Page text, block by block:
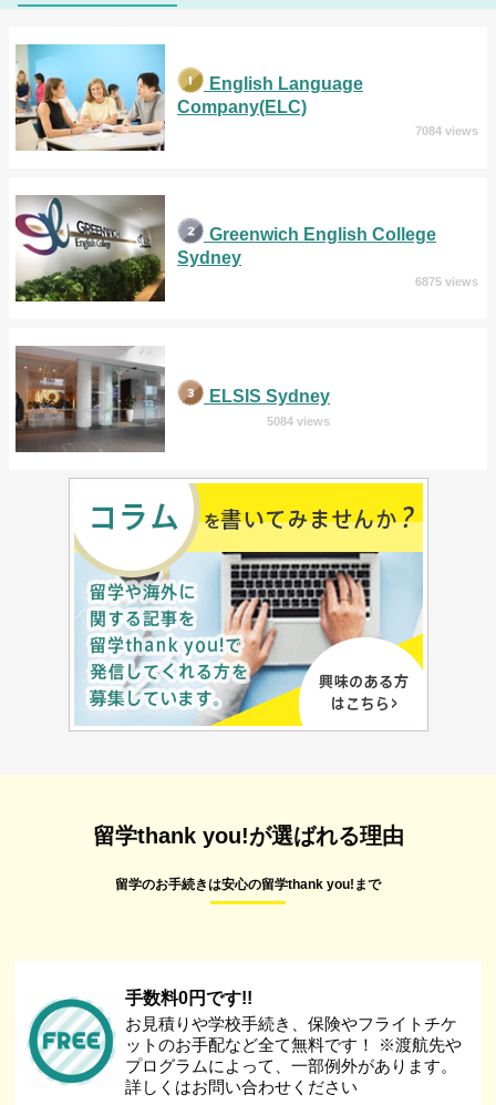
English Language
Company(ELC)
7084 views
Greenwich English College
Sydney
6875 views
ELSIS Sydney
5084 views
留学thank you!が選ばれる理由
留学のお手続きは安心の留学thank you!まで
手数料0円です!!
お見積りや学校手続き、保険やフライトチケ
ットのお手配など全て無料です！ ※渡航先や
プログラムによって、一部例外があります。
詳しくはお問い合わせください